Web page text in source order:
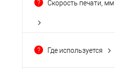
(3)
Показать ещё 17
? Скорость печати, мм
?
Где используется